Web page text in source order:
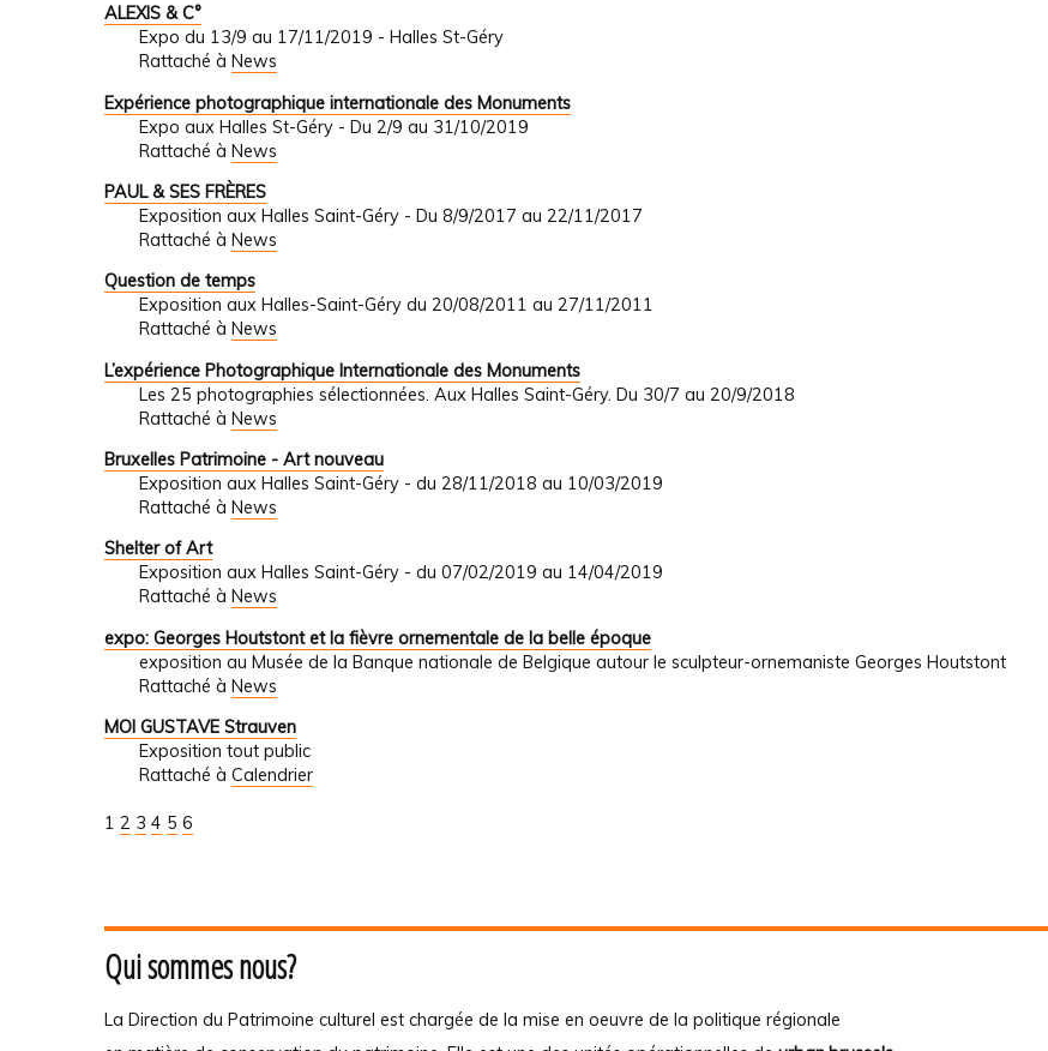
ALEXIS & C°
Expo du 13/9 au 17/11/2019 - Halles St-Géry
Rattaché à News
Expérience photographique internationale des Monuments
Expo aux Halles St-Géry - Du 2/9 au 31/10/2019
Rattaché à News
PAUL & SES FRÈRES
Exposition aux Halles Saint-Géry - Du 8/9/2017 au 22/11/2017
Rattaché à News
Question de temps
Exposition aux Halles-Saint-Géry du 20/08/2011 au 27/11/2011
Rattaché à News
L’expérience Photographique Internationale des Monuments
Les 25 photographies sélectionnées. Aux Halles Saint-Géry. Du 30/7 au 20/9/2018
Rattaché à News
Bruxelles Patrimoine - Art nouveau
Exposition aux Halles Saint-Géry - du 28/11/2018 au 10/03/2019
Rattaché à News
Shelter of Art
Exposition aux Halles Saint-Géry - du 07/02/2019 au 14/04/2019
Rattaché à News
expo: Georges Houtstont et la fièvre ornementale de la belle époque
exposition au Musée de la Banque nationale de Belgique autour le sculpteur-ornemaniste Georges Houtstont
Rattaché à News
MOI GUSTAVE Strauven
Exposition tout public
Rattaché à Calendrier
1 2 3 4 5 6
Qui sommes nous?
La Direction du Patrimoine culturel est chargée de la mise en oeuvre de la politique régionale